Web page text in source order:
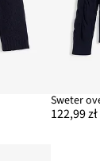
122,99 zł